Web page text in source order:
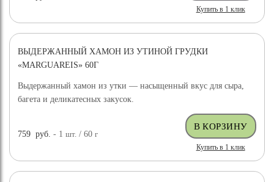
Купить в 1 клик
ВЫДЕРЖАННЫЙ ХАМОН ИЗ УТИНОЙ ГРУДКИ
«MARGUAREIS» 60Г
Выдержанный хамон из утки — насыщенный вкус для сыра,
багета и деликатесных закусок.
759 руб. - 1шт. / 60г
Купить в 1 клик